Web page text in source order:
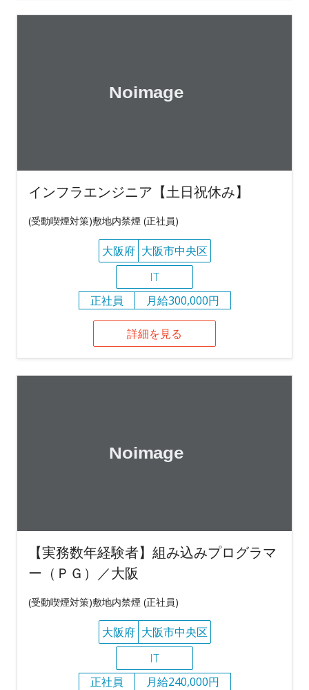
インフラエンジニア【土日祝休み】
(受動喫煙対策)敷地内禁煙 (正社員)
大阪府 大阪市中央区
IT
正社員
月給300,000円
詳細を見る
【実務数年経験者】組み込みプログラマ
ー（ＰＧ）／大阪
(受動喫煙対策)敷地内禁煙 (正社員)
大阪府 大阪市中央区
IT
正社員
月給240,000円